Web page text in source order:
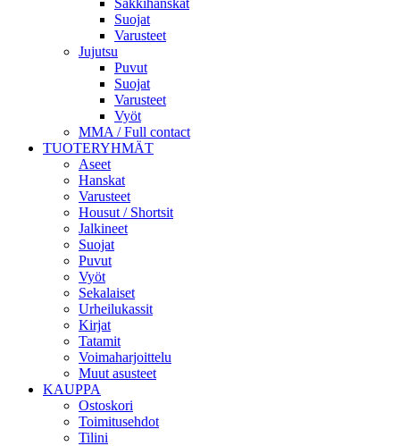
Säkkihanskat
Suojat
Varusteet
Jujutsu
Puvut
Suojat
Varusteet
Vyöt
MMA / Full contact
TUOTERYHMÄT
Aseet
Hanskat
Varusteet
Housut / Shortsit
Jalkineet
Suojat
Puvut
Vyöt
Sekalaiset
Urheilukassit
Kirjat
Tatamit
Voimaharjoittelu
Muut asusteet
KAUPPA
Ostoskori
Toimitusehdot
Tilini